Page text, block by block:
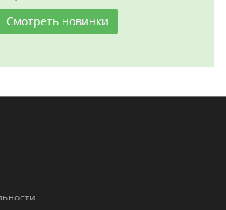
Смотреть новинки